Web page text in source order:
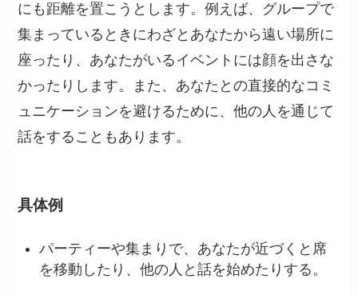
にも距離を置こうとします。例えば、グループで
集まっているときにわざとあなたから遠い場所に
座ったり、あなたがいるイベントには顔を出さな
かったりします。また、あなたとの直接的なコミ
ュニケーションを避けるために、他の人を通じて
話をすることもあります。
具体例
パーティーや集まりで、あなたが近づくと席
を移動したり、他の人と話を始めたりする。